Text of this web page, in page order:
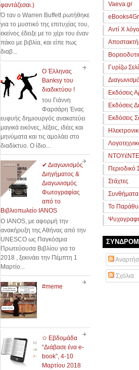
Vaeva.gr
Αντί Χ
Γυρίζω
Εκδόσεις
Εκδόσεις
Εκδόσεις
ΝΤΟΥέΝΤΕ
Περιοδικό
Στάχτες
Συνθήματα
Το
Σχόλια
φαντάζεσαι.)
Ό ταν ο Warren Buffett ρωτήθηκε
για το μυστικό της επιτυχίας του,
εκείνος έδειξε με το χέρι του έναν
πάκο με βιβλία, και είπε πως
διαβ...
Ο Έλληνας
Banksy του
διαδικτύου !
του Γιάννη
Φαρσάρη Ένας
ευφυής δημιουργός ανακατεύει
μαγικά εικόνες, λέξεις, ιδέες και
μηνύματα και τις αμολάει στο
διαδίκτυο. Ο ίδιο...
✔ Διαγωνισμός
Διηγήματος &
Διαγωνισμός
Φωτογραφίας
από το
Βιβλιοπωλείο IANOS
Ο ΙΑΝΟS, με αφορμή την
ανακήρυξη της Αθήνας από την
UNESCO ως Παγκόσμια
Πρωτεύουσα Βιβλίου για το
2018 , ξεκινάει την Πέμπτη 1
Μαρτίο...
#meme
✩ Εβδομάδα
“Διάβασε ένα e-
book”, 4-10
Μαρτίου 2018